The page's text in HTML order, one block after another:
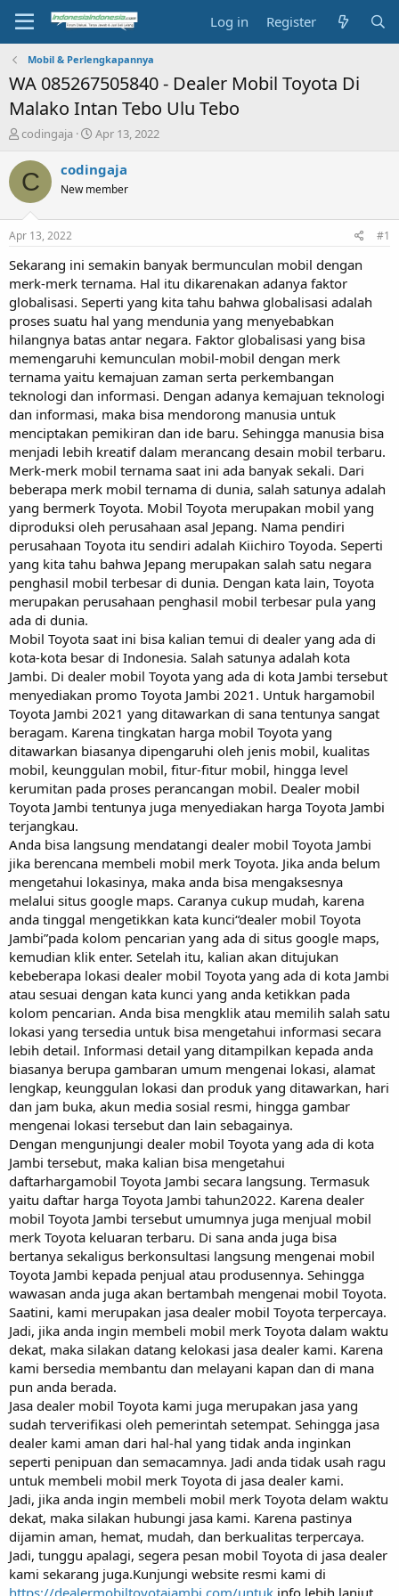
Log in Register
Mobil & Perlengkapannya
WA 085267505840 - Dealer Mobil Toyota Di
Malako Intan Tebo Ulu Tebo
T
r
e
a
t
a
t
e
r
codingaja
S
a
t
e
Apr 13, 2022
C codingaja
New member
Apr 13, 2022 #1
Sekarang ini semakin banyak bermunculan mobil dengan
merk-merk ternama. Hal itu dikarenakan adanya faktor
globalisasi. Seperti yang kita tahu bahwa globalisasi adalah
proses suatu hal yang mendunia yang menyebabkan
hilangnya batas antar negara. Faktor globalisasi yang bisa
memengaruhi kemunculan mobil-mobil dengan merk
ternama yaitu kemajuan zaman serta perkembangan
teknologi dan informasi. Dengan adanya kemajuan teknologi
dan informasi, maka bisa mendorong manusia untuk
menciptakan pemikiran dan ide baru. Sehingga manusia bisa
menjadi lebih kreatif dalam merancang desain mobil terbaru.
Merk-merk mobil ternama saat ini ada banyak sekali. Dari
beberapa merk mobil ternama di dunia, salah satunya adalah
yang bermerk Toyota. Mobil Toyota merupakan mobil yang
diproduksi oleh perusahaan asal Jepang. Nama pendiri
perusahaan Toyota itu sendiri adalah Kiichiro Toyoda. Seperti
yang kita tahu bahwa Jepang merupakan salah satu negara
penghasil mobil terbesar di dunia. Dengan kata lain, Toyota
merupakan perusahaan penghasil mobil terbesar pula yang
ada di dunia.
Mobil Toyota saat ini bisa kalian temui di dealer yang ada di
kota-kota besar di Indonesia. Salah satunya adalah kota
Jambi. Di dealer mobil Toyota yang ada di kota Jambi tersebut
menyediakan promo Toyota Jambi 2021. Untuk hargamobil
Toyota Jambi 2021 yang ditawarkan di sana tentunya sangat
beragam. Karena tingkatan harga mobil Toyota yang
ditawarkan biasanya dipengaruhi oleh jenis mobil, kualitas
mobil, keunggulan mobil, fitur-fitur mobil, hingga level
kerumitan pada proses perancangan mobil. Dealer mobil
Toyota Jambi tentunya juga menyediakan harga Toyota Jambi
terjangkau.
Anda bisa langsung mendatangi dealer mobil Toyota Jambi
jika berencana membeli mobil merk Toyota. Jika anda belum
mengetahui lokasinya, maka anda bisa mengaksesnya
melalui situs google maps. Caranya cukup mudah, karena
anda tinggal mengetikkan kata kunci“dealer mobil Toyota
Jambi”pada kolom pencarian yang ada di situs google maps,
kemudian klik enter. Setelah itu, kalian akan ditujukan
kebeberapa lokasi dealer mobil Toyota yang ada di kota Jambi
atau sesuai dengan kata kunci yang anda ketikkan pada
kolom pencarian. Anda bisa mengklik atau memilih salah satu
lokasi yang tersedia untuk bisa mengetahui informasi secara
lebih detail. Informasi detail yang ditampilkan kepada anda
biasanya berupa gambaran umum mengenai lokasi, alamat
lengkap, keunggulan lokasi dan produk yang ditawarkan, hari
dan jam buka, akun media sosial resmi, hingga gambar
mengenai lokasi tersebut dan lain sebagainya.
Dengan mengunjungi dealer mobil Toyota yang ada di kota
Jambi tersebut, maka kalian bisa mengetahui
daftarhargamobil Toyota Jambi secara langsung. Termasuk
yaitu daftar harga Toyota Jambi tahun2022. Karena dealer
mobil Toyota Jambi tersebut umumnya juga menjual mobil
merk Toyota keluaran terbaru. Di sana anda juga bisa
bertanya sekaligus berkonsultasi langsung mengenai mobil
Toyota Jambi kepada penjual atau produsennya. Sehingga
wawasan anda juga akan bertambah mengenai mobil Toyota.
Saatini, kami merupakan jasa dealer mobil Toyota terpercaya.
Jadi, jika anda ingin membeli mobil merk Toyota dalam waktu
dekat, maka silakan datang kelokasi jasa dealer kami. Karena
kami bersedia membantu dan melayani kapan dan di mana
pun anda berada.
Jasa dealer mobil Toyota kami juga merupakan jasa yang
sudah terverifikasi oleh pemerintah setempat. Sehingga jasa
dealer kami aman dari hal-hal yang tidak anda inginkan
seperti penipuan dan semacamnya. Jadi anda tidak usah ragu
untuk membeli mobil merk Toyota di jasa dealer kami.
Jadi, jika anda ingin membeli mobil merk Toyota delam waktu
dekat, maka silakan hubungi jasa kami. Karena pastinya
dijamin aman, hemat, mudah, dan berkualitas terpercaya.
Jadi, tunggu apalagi, segera pesan mobil Toyota di jasa dealer
kami sekarang juga.Kunjungi website resmi kami di
https://dealermobiltoyotajambi.com/untuk info lebih lanjut